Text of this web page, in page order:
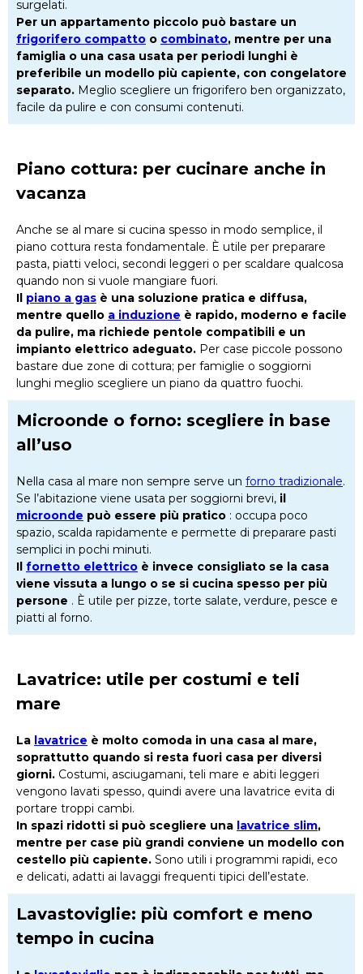
surgelati.
Per un appartamento piccolo può bastare un
frigorifero compatto o combinato, mentre per una
famiglia o una casa usata per periodi lunghi è
preferibile un modello più capiente, con congelatore
separato. Meglio scegliere un frigorifero ben organizzato,
facile da pulire e con consumi contenuti.
Piano cottura: per cucinare anche in
vacanza
Anche se al mare si cucina spesso in modo semplice, il
piano cottura resta fondamentale. È utile per preparare
pasta, piatti veloci, secondi leggeri o per scaldare qualcosa
quando non si vuole mangiare fuori.
Il piano a gas è una soluzione pratica e diffusa,
mentre quello a induzione è rapido, moderno e facile
da pulire, ma richiede pentole compatibili e un
impianto elettrico adeguato. Per case piccole possono
bastare due zone di cottura; per famiglie o soggiorni
lunghi meglio scegliere un piano da quattro fuochi.
Microonde o forno: scegliere in base
all’uso
Nella casa al mare non sempre serve un forno tradizionale.
Se l’abitazione viene usata per soggiorni brevi, il
microonde può essere più pratico : occupa poco
spazio, scalda rapidamente e permette di preparare pasti
semplici in pochi minuti.
Il fornetto elettrico è invece consigliato se la casa
viene vissuta a lungo o se si cucina spesso per più
persone . È utile per pizze, torte salate, verdure, pesce e
piatti al forno.
Lavatrice: utile per costumi e teli
mare
La lavatrice è molto comoda in una casa al mare,
soprattutto quando si resta fuori casa per diversi
giorni. Costumi, asciugamani, teli mare e abiti leggeri
vengono lavati spesso, quindi avere una lavatrice evita di
portare troppi cambi.
In spazi ridotti si può scegliere una lavatrice slim,
mentre per case più grandi conviene un modello con
cestello più capiente. Sono utili i programmi rapidi, eco
e delicati, adatti ai lavaggi frequenti tipici dell’estate.
Lavastoviglie: più comfort e meno
tempo in cucina